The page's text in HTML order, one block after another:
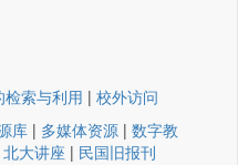
检索与利用 | 校外访问
库 | 多媒体资源 | 数字教
北大讲座 | 民国旧报刊